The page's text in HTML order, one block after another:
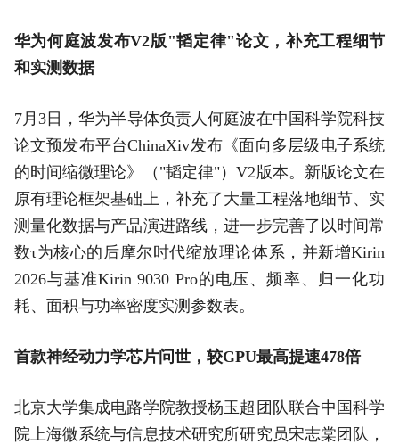
华为何庭波发布V2版"韬定律"论文，补充工程细节
和实测数据
7月3日，华为半导体负责人何庭波在中国科学院科技
论文预发布平台ChinaXiv发布《面向多层级电子系统
的时间缩微理论》（"韬定律"）V2版本。新版论文在
原有理论框架基础上，补充了大量工程落地细节、实
测量化数据与产品演进路线，进一步完善了以时间常
数τ为核心的后摩尔时代缩放理论体系，并新增Kirin
2026与基准Kirin 9030 Pro的电压、频率、归一化功
耗、面积与功率密度实测参数表。
首款神经动力学芯片问世，较GPU最高提速478倍
北京大学集成电路学院教授杨玉超团队联合中国科学
院上海微系统与信息技术研究所研究员宋志棠团队，